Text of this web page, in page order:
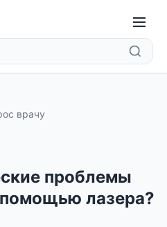
врачу
проблемы
лазера?